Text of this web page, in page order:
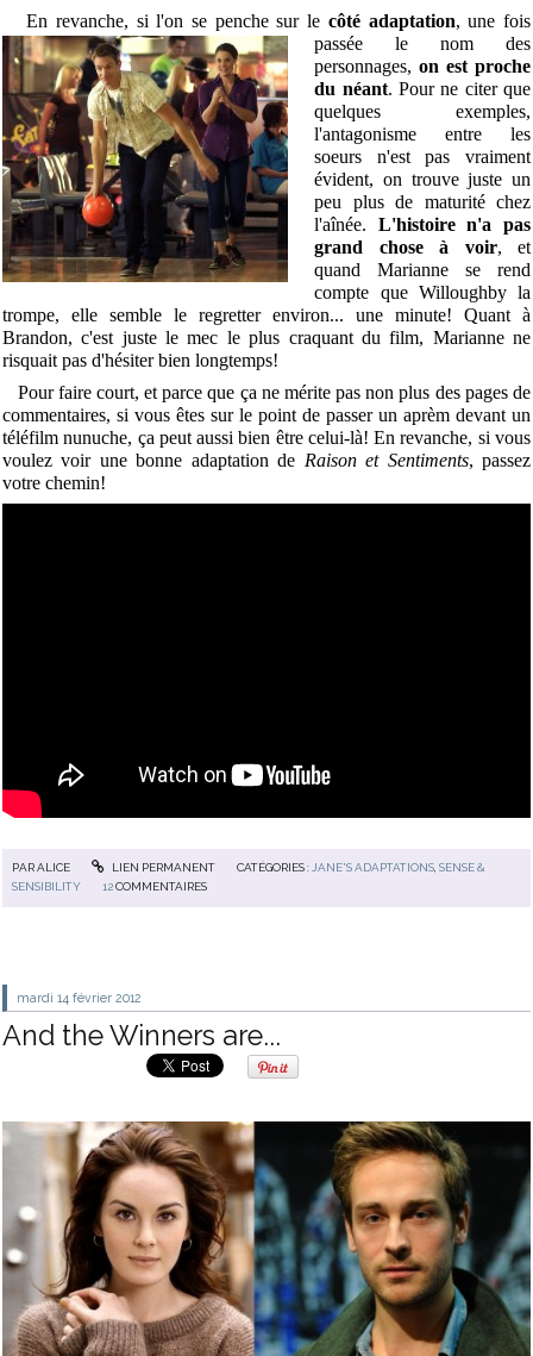
En revanche, si l'on se penche sur le côté adaptation, une fois
passée lenom des
personnages,on est proche
du néant. Pour ne citer que
quelques exemples,
l'antagonisme entre les
soeurs n'est pas vraiment
évident, on trouve juste un
peu plus de maturité chez
l'aînée. L'histoire n'a pas
grand chose à voir, et
quand Marianne se rend
compte que Willoughby la
trompe, elle semble le regretter environ... une minute! Quant à
Brandon, c'est juste le mec le plus craquant du film, Marianne ne
risquait pas d'hésiter bien longtemps!
Pour faire court, et parce que ça ne mérite pas non plus des pages de
commentaires, si vous êtes sur le point de passer un aprèm devant un
téléfilm nunuche, ça peut aussi bien être celui-là! En revanche, si vous
voulez voir une bonne adaptation de Raison et Sentiments, passez
votre chemin!
PARALICE LIEN PERMANENT CATÉGORIES :JANE'S ADAPTATIONS,SENSE &
SENSIBILITY
12 COMMENTAIRES
mardi 14 février 2012
And the Winners are...